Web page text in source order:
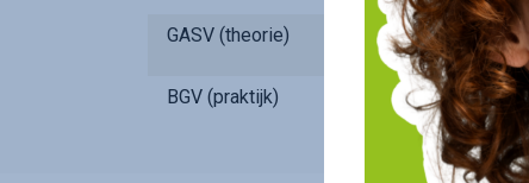
GASV (theorie)
BGV (praktijk)